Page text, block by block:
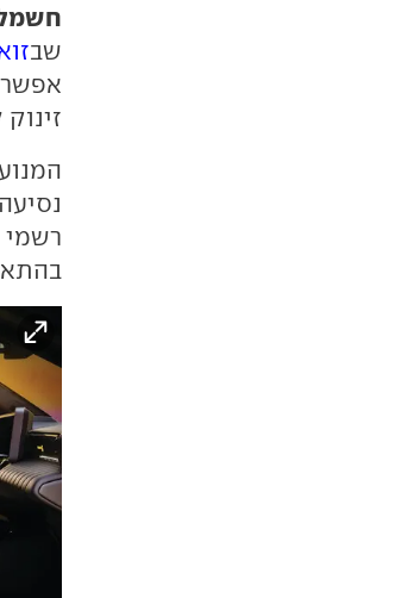
חשמל
שב
זינוק ל-100 קמ"ש בפחות מ-8 שניות
בהתאמה)